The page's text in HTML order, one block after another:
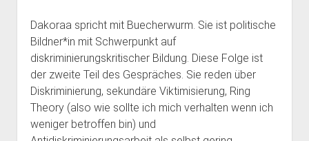
Dakoraa spricht mit Buecherwurm. Sie ist politische
Bildner*in mit Schwerpunkt auf
diskriminierungskritischer Bildung. Diese Folge ist
der zweite Teil des Gespräches. Sie reden über
Diskriminierung, sekundäre Viktimisierung, Ring
Theory (also wie sollte ich mich verhalten wenn ich
weniger betroffen bin) und